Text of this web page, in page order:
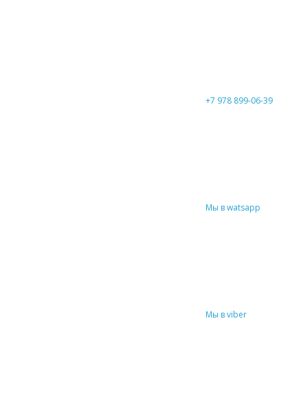
+7 978 899-06-39
Мы в watsapp
Мы в viber